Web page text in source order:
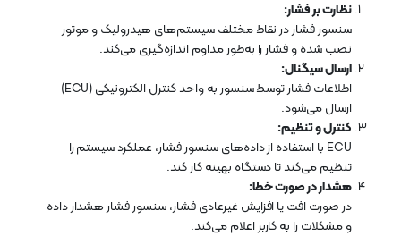
نظارت بر فشار:
سنسور فشار در نقاط مختلف سیستم‌های هیدرولیک و موتور
نصب شده و فشار را به‌طور مداوم اندازه‌گیری می‌کند.
ارسال سیگنال:
اطلاعات فشار توسط سنسور به واحد کنترل الکترونیکی (ECU)
ارسال می‌شود.
کنترل و تنظیم:
ECU با استفاده از داده‌های سنسور فشار، عملکرد سیستم را
تنظیم می‌کند تا دستگاه بهینه کار کند.
هشدار در صورت خطا:
در صورت افت یا افزایش غیرعادی فشار، سنسور فشار هشدار داده
و مشکلات را به کاربر اعلام می‌کند.